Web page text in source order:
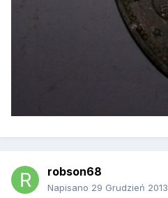
robson68
Napisano 29 Grudzień 2013